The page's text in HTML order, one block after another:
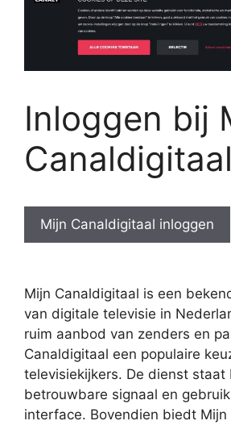
Inloggen bij
Canaldigitaal
Mijn Canaldigitaal inloggen
Mijn Canaldigitaal is een
van digitale televisie in
ruim aanbod van zenders en
Canaldigitaal een populaire
televisiekijkers. De dienst staat
betrouwbare signaal en
interface. Bovendien biedt Mijn